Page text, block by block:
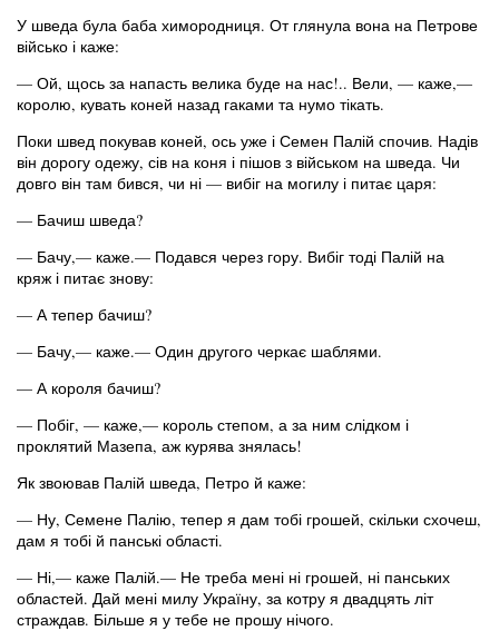
У шведа була баба химородниця. От глянула вона на Петрове
військо і каже:
— Ой, щось за напасть велика буде на нас!.. Вели, — каже,—
королю, кувать коней назад гаками та нумо тікать.
Поки швед покував коней, ось уже і Семен Палій спочив. Надів
він дорогу одежу, сів на коня і пішов з військом на шведа. Чи
довго він там бився, чи ні — вибіг на могилу і питає царя:
— Бачиш шведа?
— Бачу,— каже.— Подався через гору. Вибіг тоді Палій на
кряж і питає знову:
— А тепер бачиш?
— Бачу,— каже.— Один другого черкає шаблями.
— А короля бачиш?
— Побіг, — каже,— король степом, а за ним слідком і
проклятий Мазепа, аж курява знялась!
Як звоював Палій шведа, Петро й каже:
— Ну, Семене Палію, тепер я дам тобі грошей, скільки схочеш,
дам я тобі й панські області.
— Ні,— каже Палій.— Не треба мені ні грошей, ні панських
областей. Дай мені милу Україну, за котру я двадцять літ
страждав. Більше я у тебе не прошу нічого.